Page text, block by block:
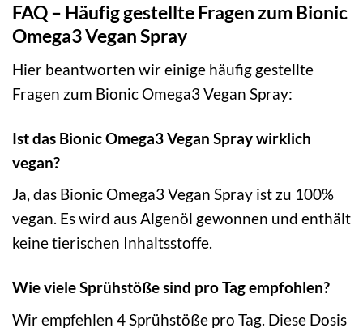
FAQ – Häufig gestellte Fragen zum Bionic
Omega3 Vegan Spray
Hier beantworten wir einige häufig gestellte
Fragen zum Bionic Omega3 Vegan Spray:
Ist das Bionic Omega3 Vegan Spray wirklich
vegan?
Ja, das Bionic Omega3 Vegan Spray ist zu 100%
vegan. Es wird aus Algenöl gewonnen und enthält
keine tierischen Inhaltsstoffe.
Wie viele Sprühstöße sind pro Tag empfohlen?
Wir empfehlen 4 Sprühstöße pro Tag. Diese Dosis